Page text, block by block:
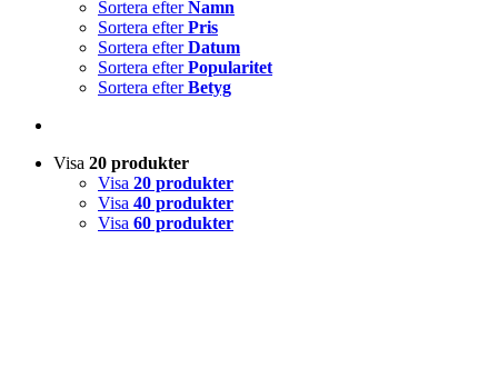
Sortera efterNamn
Sortera efterPris
Sortera efterDatum
Sortera efterPopularitet
Sortera efterBetyg
Visa 20 produkter
Visa 20 produkter
Visa 40 produkter
Visa 60 produkter